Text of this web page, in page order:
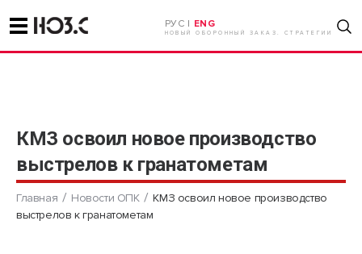
РУС | ENG
НОВЫЙ ОБОРОННЫЙ ЗАКАЗ. СТРАТЕГИИ
КМЗ освоил новое производство
выстрелов к гранатометам
Главная Новости ОПК
КМЗ освоил новое производство
выстрелов к гранатометам